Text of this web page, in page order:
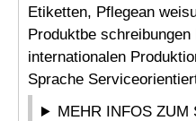
Etiketten, Pflegean
Produktbe
internationalen
Sprache
MEHR INFOS ZUM